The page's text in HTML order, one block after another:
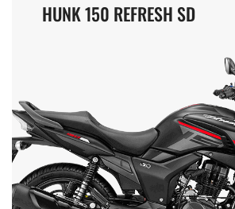
HUNK 150 REFRESH SD